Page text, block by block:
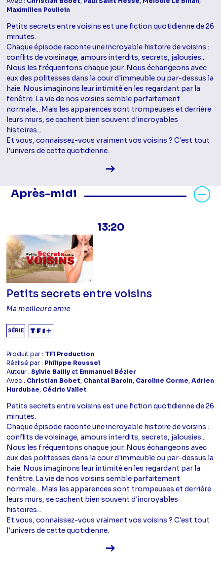
Maximilien Poullein
Petits secrets entre voisins est une fiction quotidienne de 26
minutes.
Chaque épisode raconte une incroyable histoire de voisins :
conflits de voisinage, amours interdits, secrets, jalousies...
Nous les fréquentons chaque jour. Nous échangeons avec
eux des politesses dans la cour d'immeuble ou par-dessus la
haie. Nous imaginons leur intimité en les regardant par la
fenêtre. La vie de nos voisins semble parfaitement
normale... Mais les apparences sont trompeuses et derrière
leurs murs, se cachent bien souvent d'incroyables
histoires...
Et vous, connaissez-vous vraiment vos voisins ? C'est tout
l'univers de cette quotidienne.
Voir la fiche diffusion
Après-midi
Masquer les programmes Après-
13:20
Petits secrets entre voisins
Ma meilleure amie
SÉRIE
Produit par : TF1 Production
Réalisé par : Philippe Roussel
Auteur :Sylvie Baillyet Emmanuel Bézier
Avec : Christian Bobet, Chantal Baroin, Caroline Corme,Adrien
Hurdubae, Cédric Vallet
Petits secrets entre voisins est une fiction quotidienne de 26
minutes.
Chaque épisode raconte une incroyable histoire de voisins :
conflits de voisinage, amours interdits, secrets, jalousies...
Nous les fréquentons chaque jour. Nous échangeons avec
eux des politesses dans la cour d'immeuble ou par-dessus la
haie. Nous imaginons leur intimité en les regardant par la
fenêtre. La vie de nos voisins semble parfaitement
normale... Mais les apparences sont trompeuses et derrière
leurs murs, se cachent bien souvent d'incroyables
histoires...
Et vous, connaissez-vous vraiment vos voisins ? C'est tout
l'univers de cette quotidienne.
Voir la fiche diffusion